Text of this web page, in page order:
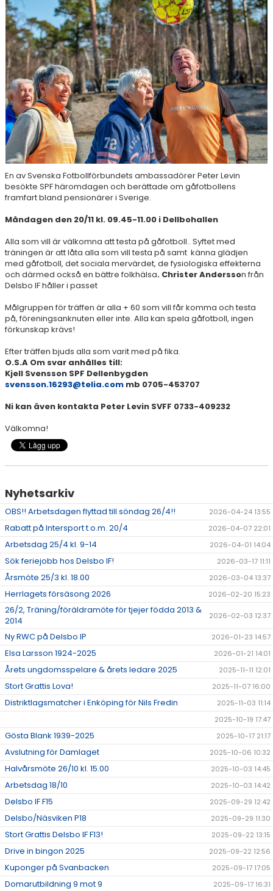
SPONSORER
STÖTTA DIF
KONTAKT
En av Svenska Fotbollförbundets ambassadörer Peter Levin
besökte SPF häromdagen och berättade om gåfotbollens
framfart bland pensionärer i Sverige.
Måndagen den 20/11 kl. 09.45-11.00 i Dellbohallen
Alla som vill är välkomna att testa på gåfotboll.. Syftet med
träningen är att låta alla som vill testa på samt känna glädjen
med gåfotboll, det sociala mervärdet, de fysiologiska effekterna
och därmed också en bättre folkhälsa. Christer Andersson från
Delsbo IF håller i passet
Målgruppen för träffen är alla + 60 som vill får komma och testa
på, föreningsanknuten eller inte. Alla kan spela gåfotboll, ingen
förkunskap krävs!
Efter träffen bjuds alla som varit med på fika.
O.S.A Om svar anhålles till:
Kjell Svensson SPF Dellenbygden
svensson.16293@telia.com mb 0705-453707
Ni kan även kontakta Peter Levin SVFF 0733-409232
Välkomna!
Nyhetsarkiv
OBS!! Arbetsdagen flyttad till söndag 26/4!! 2026-04-24 13:55
Rabatt på Intersport t.o.m. 20/4 2026-04-07 22:01
Arbetsdag 25/4 kl. 9-14 2026-04-01 14:04
Sök feriejobb hos Delsbo IF! 2026-03-17 11:11
Årsmöte 25/3 kl. 18.00 2026-03-04 13:37
Herrlagets försäsong 2026 2026-02-20 15:23
26/2, Träning/föräldramöte för tjejer födda 2013 &
2014
2026-02-03 12:37
Ny RWC på Delsbo IP 2026-01-23 14:57
Elsa Larsson 1924-2025 2026-01-21 14:01
Årets ungdomsspelare & årets ledare 2025 2025-11-11 12:01
Stort Grattis Lova! 2025-11-07 16:00
Distriktlagsmatcher i Enköping för Nils Fredin
2025-11-03 11:14
2025-10-19 17:47
Gösta Blank 1939-2025 2025-10-17 21:17
Avslutning för Damlaget 2025-10-06 10:32
Halvårsmöte 26/10 kl. 15.00 2025-10-03 14:45
Arbetsdag 18/10 2025-10-03 14:42
Delsbo IF F15 2025-09-29 12:42
Delsbo/Näsviken P18 2025-09-29 11:30
Stort Grattis Delsbo IF F13! 2025-09-22 13:15
Drive in bingon 2025 2025-09-22 12:56
Kuponger på Svanbacken 2025-09-17 17:05
Domarutbildning 9 mot 9 2025-09-17 16:31